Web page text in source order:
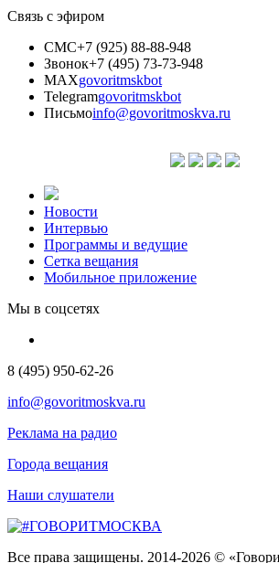
Связь с эфиром
СМС+7 (925) 88-88-948
Звонок+7 (495) 73-73-948
MAXgovoritmskbot
Telegramgovoritmskbot
Письмоinfo@govoritmoskva.ru
Новости
Интервью
Программы и ведущие
Сетка вещания
Мобильное приложение
Мы в соцсетях
8 (495) 950-62-26
info@govoritmoskva.ru
Реклама на радио
Города вещания
Наши слушатели
Все права защищены. 2014-2026 ©